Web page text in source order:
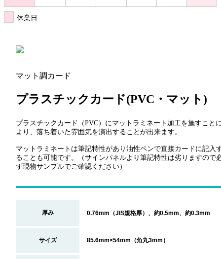
休業日
マット調カード
プラスチックカード(PVC・マット)
プラスチックカード（PVC）にマットラミネート加工を施すこと
より、落ち着いた雰囲気を演出することが出来ます。
マットラミネートは筆記特性があり油性ペンで直接カードに記入
ることも可能です。（サインパネルより筆記特性は劣りますので
ず現物サンプルでご確認ください）
厚み 0.76mm（JIS規格厚）、約0.5mm、約0.3mm
サイズ 85.6mm×54mm（角丸3mm）